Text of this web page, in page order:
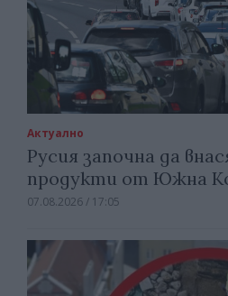
Актуално
Русия започна да
продукти от Южна
07.08.2026 / 17:05